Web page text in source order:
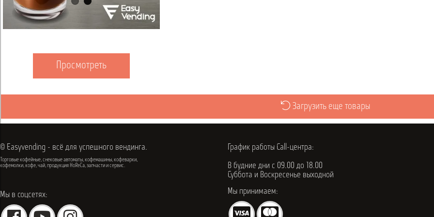
Просмотреть
Загрузить еще товары
© Easyvending - всё для успешного вендинга.
Торговые кофейные, снековые автоматы, кофемашины, кофеварки,
кофемолки, кофе, чай, продукция HoReCa, запчасти и сервис.
Мы в соцсетях:
График работы Call-центра:
В будние дни с 09.00 до 18.00
Суббота и Воскресенье выходной
Мы принимаем: